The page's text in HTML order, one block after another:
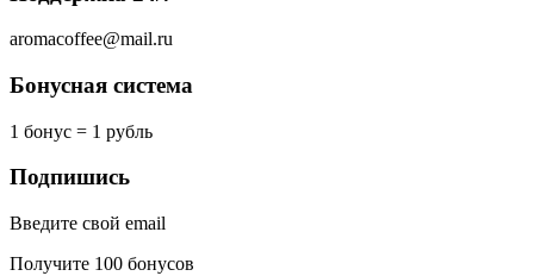
aromacoffee@mail.ru
Бонусная система
1 бонус = 1 рубль
Подпишись
Введите свой email
Получите 100 бонусов